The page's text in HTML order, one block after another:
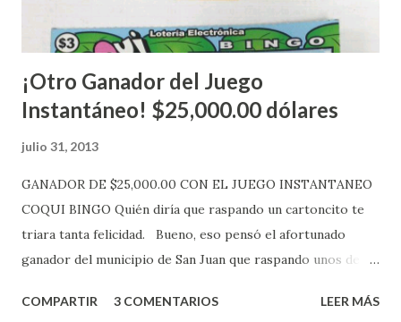
Mientras, que l...
¡Otro Ganador del Juego
Instantáneo! $25,000.00 dólares
julio 31, 2013
GANADOR DE $25,000.00 CON EL JUEGO INSTANTANEO
COQUI BINGO Quién diría que raspando un cartoncito te
triara tanta felicidad. Bueno, eso pensó el afortunado
ganador del municipio de San Juan que raspando unos de
obtuvo un premio de $25,000,00 dólares. Este es el anuncio
COMPARTIR 3 COMENTARIOS LEER MÁS